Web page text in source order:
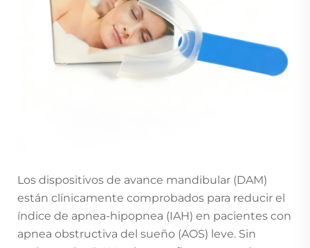
Los dispositivos de avance mandibular (DAM)
están clínicamente comprobados para reducir el
índice de apnea-hipopnea (IAH) en pacientes con
apnea obstructiva del sueño (AOS) leve. Sin